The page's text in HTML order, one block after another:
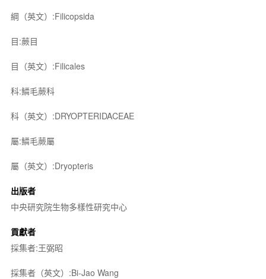
綱（英文）:Filicopsida
目:蕨目
目（英文）:Filicales
科:鱗毛蕨科
科（英文）:DRYOPTERIDACEAE
屬:鱗毛蕨屬
屬（英文）:Dryopteris
出版者
中央研究院生物多樣性研究中心
貢獻者
採集者:王弼昭
採集者（英文）:Bi-Jao Wang